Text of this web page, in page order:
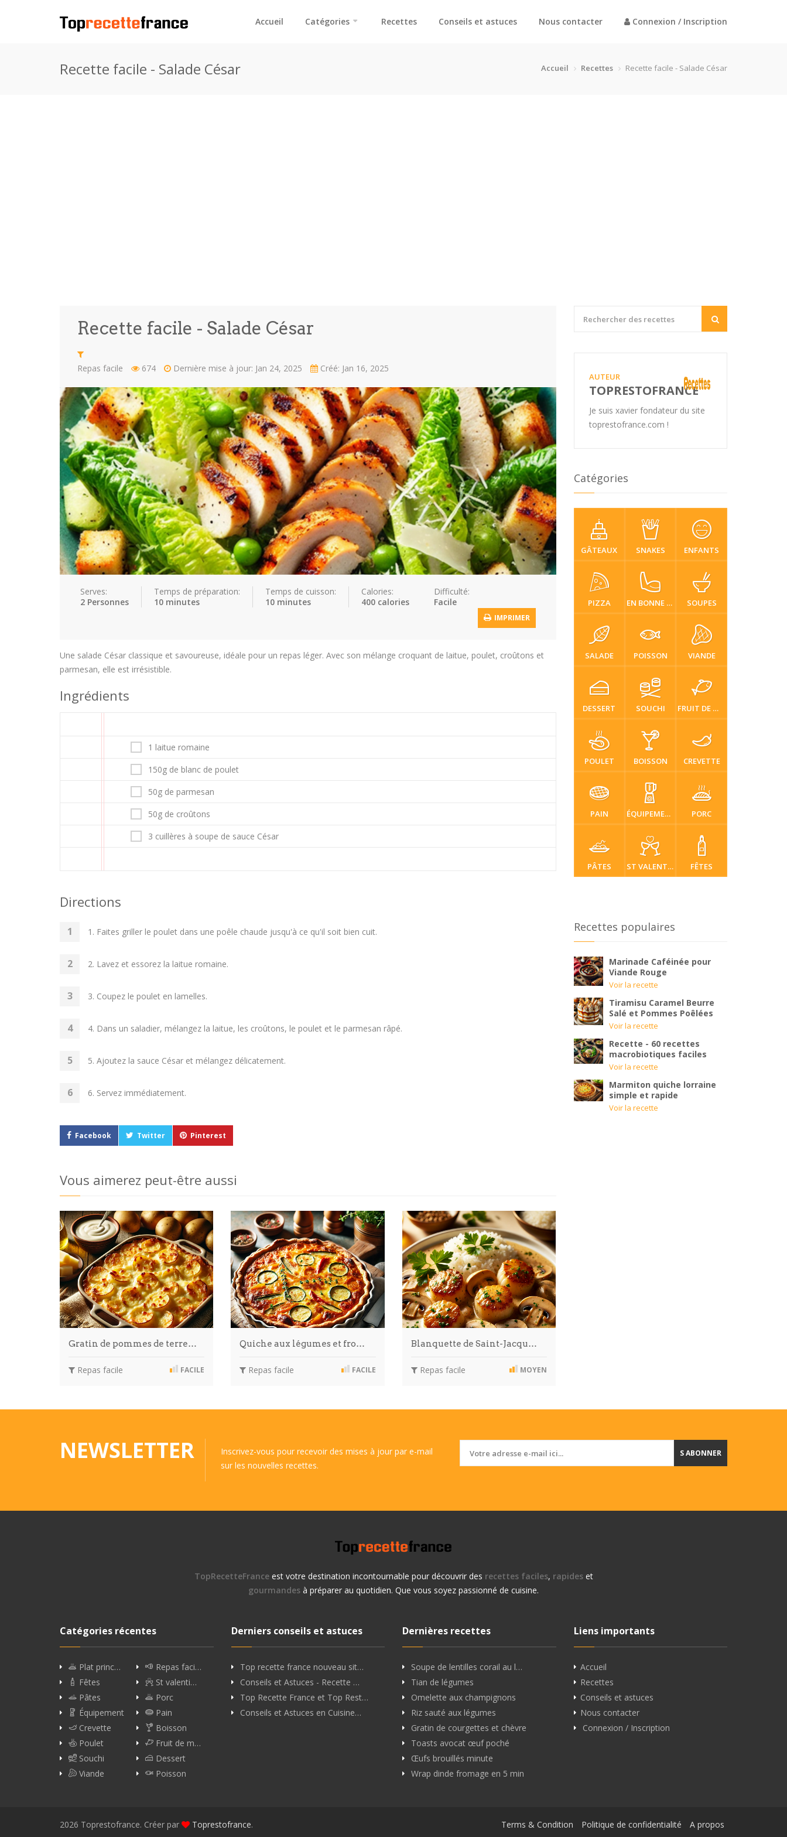
Accueil Catégories Recettes Conseils et astuces Nous contacter Connexion / Inscription
Recette facile - Salade César Accueil Recettes Recette facile - Salade César
Recette facile - Salade César
Repas facile 674 Dernière mise à jour: Jan 24, 2025 Créé: Jan 16, 2025
Serves:
2 Personnes
Temps de préparation:
10 minutes
Temps de cuisson:
10 minutes
Calories:
400 calories
Difficulté:
Facile
IMPRIMER
Une salade César classique et savoureuse, idéale pour un repas léger. Avec son mélange croquant de laitue, poulet, croûtons et
parmesan, elle est irrésistible.
Ingrédients
1 laitue romaine
150g de blanc de poulet
50g de parmesan
50g de croûtons
3 cuillères à soupe de sauce César
Directions
1. Faites griller le poulet dans une poêle chaude jusqu'à ce qu'il soit bien cuit.
2. Lavez et essorez la laitue romaine.
3. Coupez le poulet en lamelles.
4. Dans un saladier, mélangez la laitue, les croûtons, le poulet et le parmesan râpé.
5. Ajoutez la sauce César et mélangez délicatement.
6. Servez immédiatement.
Facebook Twitter Pinterest
Vous aimerez peut-être aussi
Gratin de pommes de terre…
Repas facile FACILE
Quiche aux légumes et fro…
Repas facile FACILE
Blanquette de Saint-Jacqu…
Repas facile MOYEN
AUTEUR
TOPRESTOFRANCE
Je suis xavier fondateur du site
toprestofrance.com !
Catégories
GÂTEAUX SNAKES ENFANTS
PIZZA EN BONNE SANTÉ SOUPES
SALADE POISSON VIANDE
DESSERT SOUCHI FRUIT DE MER
POULET BOISSON CREVETTE
PAIN ÉQUIPEMENT PORC
PÂTES ST VALENTIN FÊTES
Recettes populaires
Marinade Caféinée pour
Viande Rouge
Voir la recette
Tiramisu Caramel Beurre
Salé et Pommes Poêlées
Voir la recette
Recette - 60 recettes
macrobiotiques faciles
Voir la recette
Marmiton quiche lorraine
simple et rapide
Voir la recette
NEWSLETTER
Inscrivez-vous pour recevoir des mises à jour par e-mail
sur les nouvelles recettes.
S ABONNER
TopRecetteFranceest votre destination incontournable pour découvrir des recettes faciles, rapideset
gourmandes à préparer au quotidien. Que vous soyez passionné de cuisine.
Catégories récentes
Plat princ…
Repas faci…
Fêtes
St valenti…
Pâtes
Porc
Équipement
Pain
Crevette
Boisson
Poulet
Fruit de m…
Souchi
Dessert
Viande
Poisson
Derniers conseils et astuces
Top recette france nouveau sit…
Conseils et Astuces - Recette …
Top Recette France et Top Rest…
Conseils et Astuces en Cuisine…
Dernières recettes
Soupe de lentilles corail au l…
Tian de légumes
Omelette aux champignons
Riz sauté aux légumes
Gratin de courgettes et chèvre
Toasts avocat œuf poché
Œufs brouillés minute
Wrap dinde fromage en 5 min
Liens importants
Accueil
Recettes
Conseils et astuces
Nous contacter
Connexion / Inscription
2026 Toprestofrance. Créer par Toprestofrance. Terms & Condition Politique de confidentialité A propos